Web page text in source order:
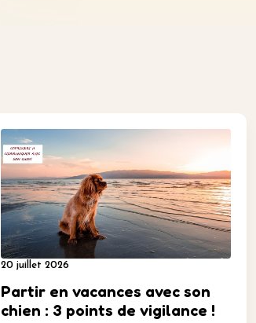
Partir en vacances avec son
chien : 3 points de vigilance !
20 juillet 2026